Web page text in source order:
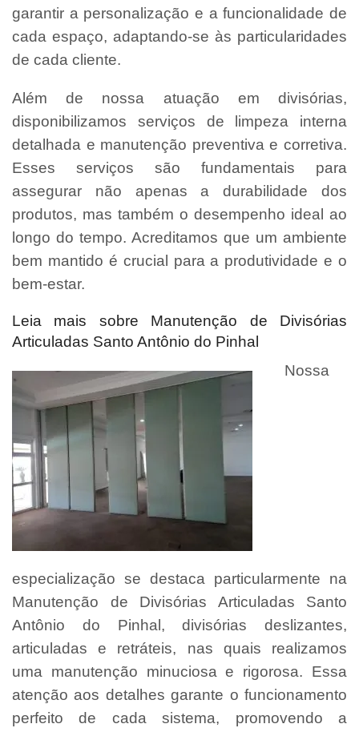
garantir a personalização e a funcionalidade de
cada espaço, adaptando-se às particularidades
de cada cliente.
Além de nossa atuação em divisórias,
disponibilizamos serviços de limpeza interna
detalhada e manutenção preventiva e corretiva.
Esses serviços são fundamentais para
assegurar não apenas a durabilidade dos
produtos, mas também o desempenho ideal ao
longo do tempo. Acreditamos que um ambiente
bem mantido é crucial para a produtividade e o
bem-estar.
Leia mais sobre Manutenção de Divisórias
Articuladas Santo Antônio do Pinhal
Nossa
especialização se destaca particularmente na
Manutenção de Divisórias Articuladas Santo
Antônio do Pinhal, divisórias deslizantes,
articuladas e retráteis, nas quais realizamos
uma manutenção minuciosa e rigorosa. Essa
atenção aos detalhes garante o funcionamento
perfeito de cada sistema, promovendo a